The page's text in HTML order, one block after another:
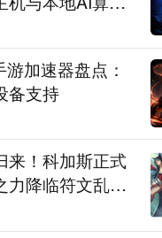
加速器盘点：
备支持
来！科加斯正式
力降临符文乱